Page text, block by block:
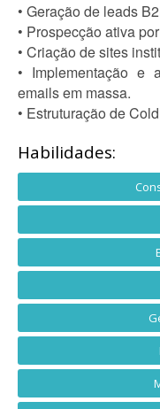
• Geração de leads
• Prospecção ativa
• Criação de sites
• Implementação e
emails em massa.
• Estruturação de
Habilidades: